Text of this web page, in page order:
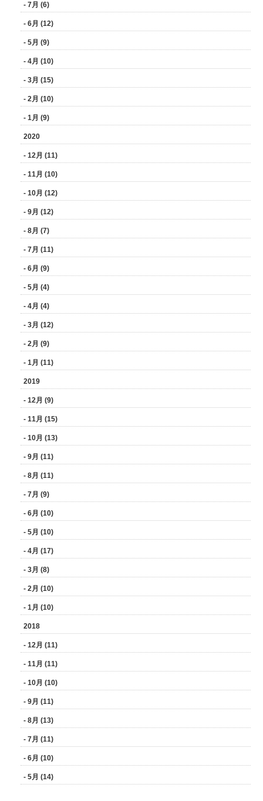
- 7月 (6)
- 6月 (12)
- 5月 (9)
- 4月 (10)
- 3月 (15)
- 2月 (10)
- 1月 (9)
2020
- 12月 (11)
- 11月 (10)
- 10月 (12)
- 9月 (12)
- 8月 (7)
- 7月 (11)
- 6月 (9)
- 5月 (4)
- 4月 (4)
- 3月 (12)
- 2月 (9)
- 1月 (11)
2019
- 12月 (9)
- 11月 (15)
- 10月 (13)
- 9月 (11)
- 8月 (11)
- 7月 (9)
- 6月 (10)
- 5月 (10)
- 4月 (17)
- 3月 (8)
- 2月 (10)
- 1月 (10)
2018
- 12月 (11)
- 11月 (11)
- 10月 (10)
- 9月 (11)
- 8月 (13)
- 7月 (11)
- 6月 (10)
- 5月 (14)